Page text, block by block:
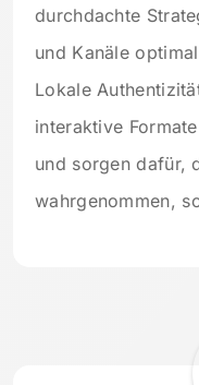
durchdachte
und Kanäle
Lokale
interaktive
und sorgen dafür,
wahrgenommen,